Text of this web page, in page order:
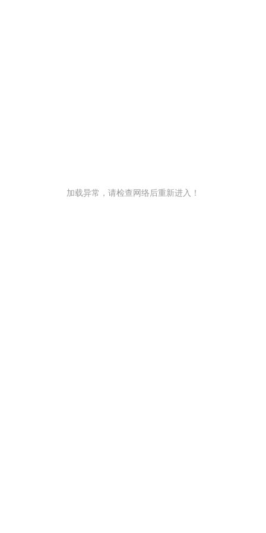
加载异常，请检查网络后重新进入！